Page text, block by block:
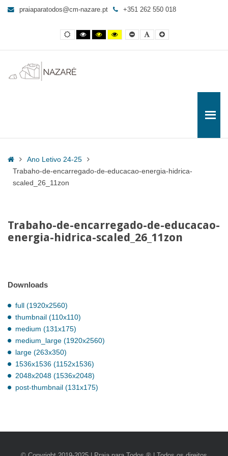
Trabaho-
educacao-
hidrica-
praiaparatodos@cm-nazare.pt +351 262 550 018
Contraste
normal
Contraste
preto
branco
Contraste
preto
amarelo
Yellow
and
contrast
Smaller
Font
Letra
por
Letra
maior
HomeAno Letivo 24-25
Trabaho-de-encarregado-de-educacao-energia-hidrica-
scaled_26_11zon
Trabaho-de-encarregado-de-educacao-
energia-hidrica-scaled_26_11zon
Downloads
full (1920x2560)
thumbnail (110x110)
medium (131x175)
medium_large (1920x2560)
large (263x350)
1536x1536 (1152x1536)
2048x2048 (1536x2048)
post-thumbnail (131x175)